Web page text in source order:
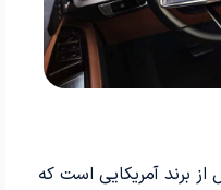
برند آمریکایی است که